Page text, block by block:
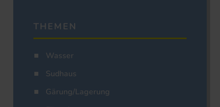
THEMEN
Wasser
Sudhaus
Gärung/Lagerung